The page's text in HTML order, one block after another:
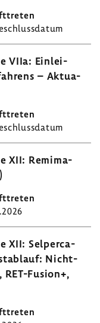
VIIa: Einlei­
– Aktua­
XII: Remi­ma­
XII: Selper­ca­
Nicht-​
​Fusion+,